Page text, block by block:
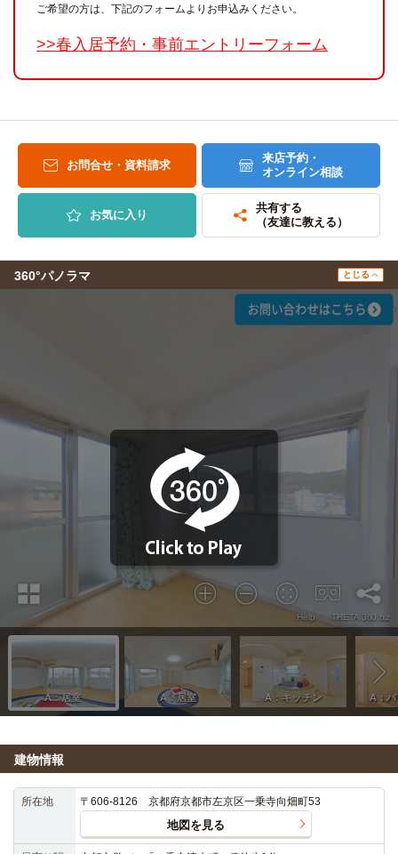
ご希望の方は、下記のフォームよりお申込みください。
>>春入居予約・事前エントリーフォーム
お問合せ・資料請求
来店予約・
オンライン相談
お気に入り
共有する
（友達に教える）
360°パノラマ とじる
建物情報
所在地 〒606-8126 京都府京都市左京区一乗寺向畑町53
地図を見る